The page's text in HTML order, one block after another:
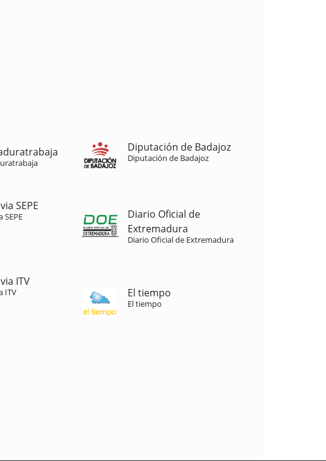
Diputación de Badajoz
Diputación de Badajoz
SEPE
SEPE
Diario Oficial de
Extremadura
Diario Oficial de Extremadura
ITV
ITV El tiempo
El tiempo